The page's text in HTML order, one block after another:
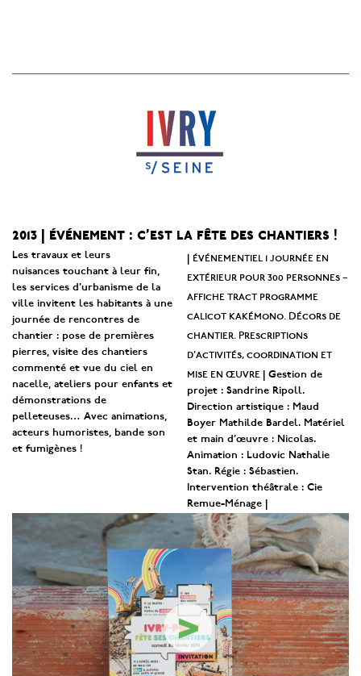
2013 | événement : c’est la fête des chantiers !
Les travaux et leurs
nuisances touchant à leur fin,
les services d’urbanisme de la
ville invitent les habitants à une
journée de rencontres de
chantier : pose de premières
pierres, visite des chantiers
commenté et vue du ciel en
nacelle, ateliers pour enfants et
démonstrations de
pelleteuses… Avec animations,
acteurs humoristes, bande son
et fumigènes !
événementiel 1 journée en
extérieur pour 300 personnes –
affiche tract programme
calicot kakémono. Décors de
chantier. Prescriptions
d’activités, coordination et
mise en œuvre
| Gestion de
projet : Sandrine Ripoll.
Direction artistique : Maud
Boyer Mathilde Bardel. Matériel
et main d’œuvre : Nicolas.
Animation : Ludovic Nathalie
Stan. Régie : Sébastien.
Intervention théâtrale : Cie
Remue-Ménage |
>